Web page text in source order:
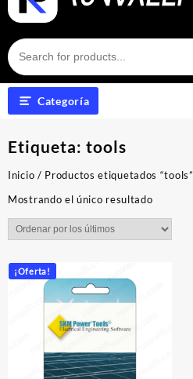
Categoría
Etiqueta: tools
Inicio / Productos etiquetados “tools”
Mostrando el único resultado
¡Oferta!